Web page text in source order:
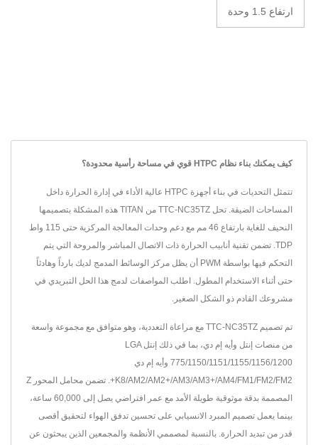
ارتفاع 1.5 وحدة
كيف يمكنك بناء نظام HTPC قوي في مساحة رأسية محدودة؟
تتمثل التحديات في بناء أجهزة HTPC عالية الأداء في إدارة الحرارة داخل
المساحات الضيقة. تحل TTC-NC35TZ من TITAN هذه المشكلة بتصميمها
النحيف للغاية بارتفاع 46 مم مع دعم وحدات المعالجة المركزية حتى 115 واط
TDP. تضمن تقنية أنابيب الحرارة ذات الاتصال المباشر والمروحة التي يتم
التحكم فيها بواسطة PWM أن يظل مركز الوسائط المدمج لديك بارداً وهادئاً
حتى أثناء الاستخدام المطول. اطلب المواصفات لدمج هذا الحل التبريدي في
مشروعك القادم ذو الشكل الصغير.
تم تصميم TTC-NC35TZ مع مراعاة التعددية، وهو متوافق مع مجموعة واسعة
من منصات إنتل وأيه إم دي، بما في ذلك إنتل LGA
775/1150/1151/1155/1156/1200 وأيه إم دي
K8/AM2/AM2+/AM3/AM3+/AM4/FM1/FM2/FM2+. تضمن محامل المحور Z
المصممة بدقة موثوقية طويلة الأمد مع عمر افتراضي يصل إلى 60,000 ساعة،
بينما يعمل تصميم المبرد الانسيابي على تحسين تدفق الهواء لتحقيق أقصى
قدر من تبديد الحرارة. بالنسبة لمصممي الأنظمة والمجمعين الذين يبحثون عن